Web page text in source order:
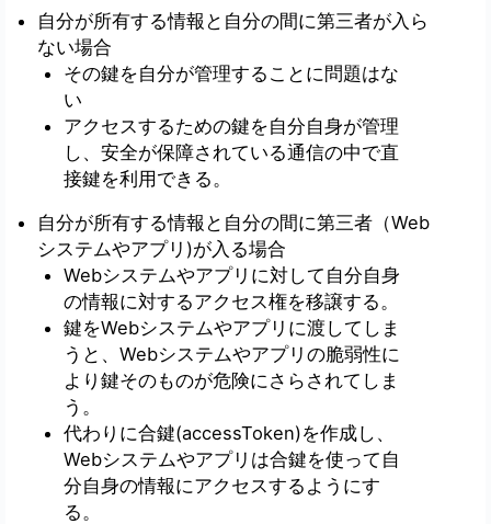
自分が所有する情報と自分の間に第三者が入ら
ない場合
その鍵を自分が管理することに問題はな
い
アクセスするための鍵を自分自身が管理
し、安全が保障されている通信の中で直
接鍵を利用できる。
自分が所有する情報と自分の間に第三者（Web
システムやアプリ)が入る場合
Webシステムやアプリに対して自分自身
の情報に対するアクセス権を移譲する。
鍵をWebシステムやアプリに渡してしま
うと、Webシステムやアプリの脆弱性に
より鍵そのものが危険にさらされてしま
う。
代わりに合鍵(accessToken)を作成し、
Webシステムやアプリは合鍵を使って自
分自身の情報にアクセスするようにす
る。